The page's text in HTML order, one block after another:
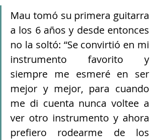
Mau tomó su primera guitarra
a los 6 años y desde entonces
no la soltó: “Se convirtió en mi
instrumento favorito y
siempre me esmeré en ser
mejor y mejor, para cuando
me di cuenta nunca voltee a
ver otro instrumento y ahora
prefiero rodearme de los